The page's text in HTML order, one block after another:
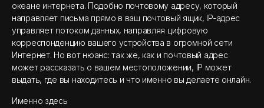
океане интернета. Подобно почтовому адресу, который
направляет письма прямо в ваш почтовый ящик, IP-адрес
управляет потоком данных, направляя цифровую
корреспонденцию вашего устройства в огромной сети
Интернет. Но вот нюанс: так же, как и почтовый адрес
может рассказать о вашем местоположении, IP может
выдать, где вы находитесь и что именно вы делаете онлайн.
Именно здесь